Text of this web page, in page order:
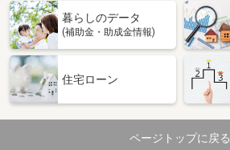
暮らしのデータ
(補助金・助成金情報)
住宅ローン
ページトップに戻る